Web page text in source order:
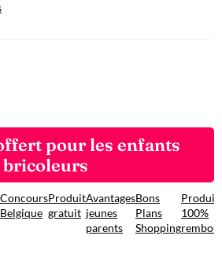
pour les enfants
bricoleurs
Concours
Belgique
Produit
gratuit
Avantages
jeunes
parents
Bons
Plans
Shopping
Produit
100%